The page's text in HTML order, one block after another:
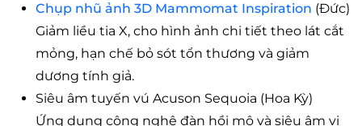
Chụp nhũ ảnh 3D Mammomat Inspiration (Đức)
Giảm liều tia X, cho hình ảnh chi tiết theo lát cắt
mỏng, hạn chế bỏ sót tổn thương và giảm
dương tính giả.
Siêu âm tuyến vú Acuson Sequoia (Hoa Kỳ)
Ứng dụng công nghệ đàn hồi mô và siêu âm vi